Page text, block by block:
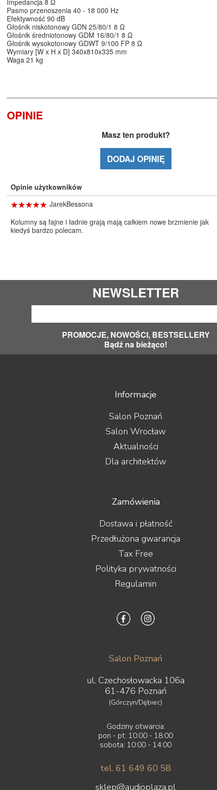
Pasmo przenoszenia 40 - 18 000 Hz
Efektywność 90 dB
Głośnik niskotonowy GDN 25/80/1 8 Ω
Głośnik średniotonowy GDM 16/80/1 8 Ω
Głośnik wysokotonowy GDWT 9/100 FP 8 Ω
Wymiary [W x H x D] 340x810x335 mm
Waga 21 kg
OPINIE
Masz ten produkt?
DODAJ OPINIĘ
Opinie użytkowników
☆☆☆☆☆
★★★★★ JarekBessona
Kolumny są fajne i ładnie grają mają całkiem nowe brzmienie jak
kiedyś bardzo polecam.
NEWSLETTER
PROMOCJE, NOWOŚCI, BESTSELLERY
Bądź na bieżąco!
Informacje
Salon Poznań
Salon Wrocław
Aktualności
Dla architektów
Zamówienia
Dostawa i płatność
Przedłużona gwarancja
Tax Free
Polityka prywatności
Regulamin
Salon Poznań
ul. Czechosłowacka 106a
61-476 Poznań
(Górczyn/Dębiec)
Godziny otwarcia:
pon - pt: 10:00 - 18:00
sobota: 10:00 - 14:00
tel. 61 649 60 58
sklep@audioplaza.pl